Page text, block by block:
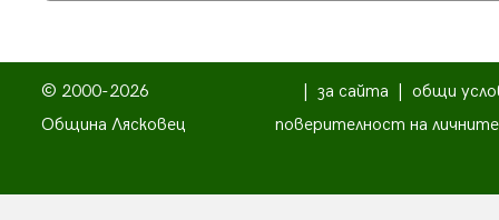
© 2000-2026
Община Лясковец
за сайта
общи
поверителност на